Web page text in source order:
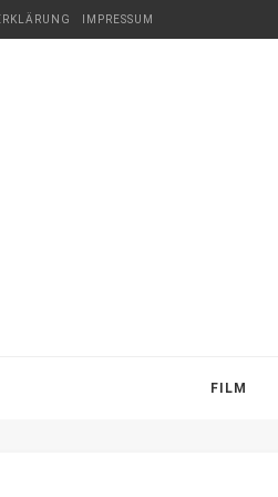
IMPRESSUM
FILM